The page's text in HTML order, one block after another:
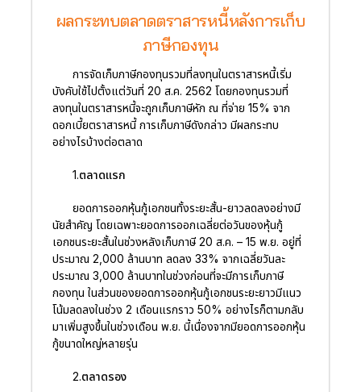
ผลกระทบตลาดตราสารหนี้หลังการเก็บ
ภาษีกองทุน
การจัดเก็บภาษีกองทุนรวมที่ลงทุนในตราสารหนี้เริ่ม
บังคับใช้ไปตั้งแต่วันที่ 20 ส.ค. 2562 โดยกองทุนรวมที่
ลงทุนในตราสารหนี้จะถูกเก็บภาษีหัก ณ ที่จ่าย 15% จาก
ดอกเบี้ยตราสารหนี้ การเก็บภาษีดังกล่าว มีผลกระทบ
อย่างไรบ้างต่อตลาด
1.ตลาดแรก
ยอดการออกหุ้นกู้เอกชนทั้งระยะสั้น-ยาวลดลงอย่างมี
นัยสำคัญ โดยเฉพาะยอดการออกเฉลี่ยต่อวันของหุ้นกู้
เอกชนระยะสั้นในช่วงหลังเก็บภาษี 20 ส.ค. – 15 พ.ย. อยู่ที่
ประมาณ 2,000 ล้านบาท ลดลง 33% จากเฉลี่ยวันละ
ประมาณ 3,000 ล้านบาทในช่วงก่อนที่จะมีการเก็บภาษี
กองทุน ในส่วนของยอดการออกหุ้นกู้เอกชนระยะยาวมีแนว
โน้มลดลงในช่วง 2 เดือนแรกราว 50% อย่างไรก็ตามกลับ
มาเพิ่มสูงขึ้นในช่วงเดือน พ.ย. นี้เนื่องจากมียอดการออกหุ้น
กู้ขนาดใหญ่หลายรุ่น
2.ตลาดรอง